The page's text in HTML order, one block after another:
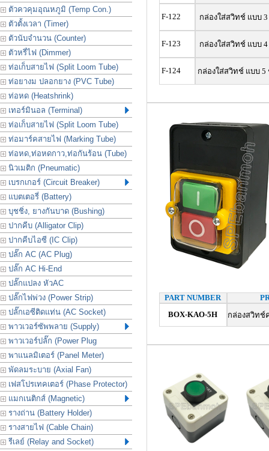
ตัวควคุมอุณหภูมิ (Temp Con.)
ตัวตั้งเวลา (Timer)
ตัวนับจำนวน (Counter)
ตัวหรี่ไฟ (Dimmer)
ท่อเก็บสายไฟ (Split Loom Tube)
ท่อยางม ปลอกยาง (PVC Tube)
ท่อหด (Heatshrink)
เทอร์มินอล (Terminal)
ท่อเก็บสายไฟ (Split Loom Tube)
ท่อมาร์คสายไฟ (Marking Tube)
ท่อหด,ท่อหดกาว,ท่อกันร้อน (Tube)
นิวเมติก (Pneumatic)
เบรกเกอร์ (Circuit Breaker)
แบตเตอรี่ (Battery)
บุชชิ่ง, ยางกันบาด (Bushing)
ปากคีบ (Alligator Clip)
ปากคีบไอซี (IC Clip)
ปลั๊ก AC (AC Plug)
ปลั๊ก AC Hi-End
ปลั๊กแปลง หัวAC
ปลั๊กไฟพ่วง (Power Strip)
ปลั๊กเอซีติดแท่น (AC Socket)
พาวเวอร์ซัพพลาย (Supply)
พาวเวอร์ปลั๊ก (Power Plug
พาแนลมิเตอร์ (Panel Meter)
พัดลมระบาย (Axial Fan)
เฟสโปรเทคเตอร์ (Phase Protector)
แมกเนติกส์ (Magnetic)
รางถ่าน (Battery Holder)
รางสายไฟ (Cable Chain)
รีเลย์ (Relay and Socket)
F-122 กล่องใส่สวิทช์ แบบ
F-123 กล่องใส่สวิทช์ แบบ
F-124 กล่องใส่สวิทช์ แบบ 5
PART NUMBER
BOX-KAO-5H
กล่องสวิทช์